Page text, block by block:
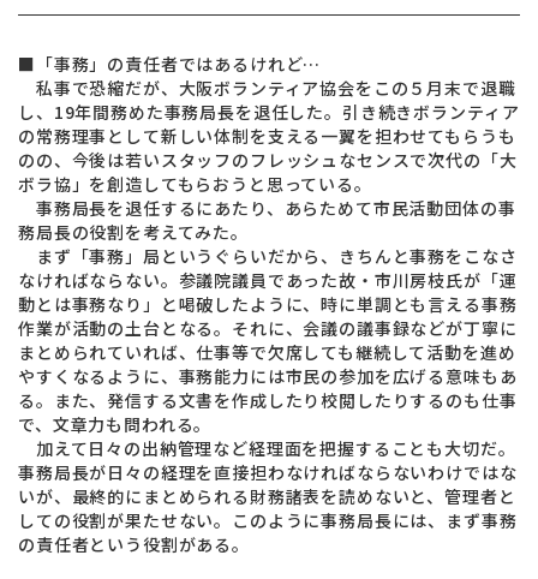
■「事務」の責任者ではあるけれど…
私事で恐縮だが、大阪ボランティア協会をこの５月末で退職
し、19年間務めた事務局長を退任した。引き続きボランティア
の常務理事として新しい体制を支える一翼を担わせてもらうも
のの、今後は若いスタッフのフレッシュなセンスで次代の「大
ボラ協」を創造してもらおうと思っている。
事務局長を退任するにあたり、あらためて市民活動団体の事
務局長の役割を考えてみた。
まず「事務」局というぐらいだから、きちんと事務をこなさ
なければならない。参議院議員であった故・市川房枝氏が「運
動とは事務なり」と喝破したように、時に単調とも言える事務
作業が活動の土台となる。それに、会議の議事録などが丁寧に
まとめられていれば、仕事等で欠席しても継続して活動を進め
やすくなるように、事務能力には市民の参加を広げる意味もあ
る。また、発信する文書を作成したり校閲したりするのも仕事
で、文章力も問われる。
加えて日々の出納管理など経理面を把握することも大切だ。
事務局長が日々の経理を直接担わなければならないわけではな
いが、最終的にまとめられる財務諸表を読めないと、管理者と
しての役割が果たせない。このように事務局長には、まず事務
の責任者という役割がある。